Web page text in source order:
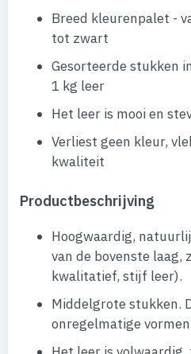
Breed kleurenpalet -
tot zwart
Gesorteerde stukken
1 kg leer
Het leer is mooi en
Verliest geen kleur,
kwaliteit
Productbeschrijving
Hoogwaardig,
van de bovenste
kwalitatief, stijf leer).
Middelgrote stukken.
onregelmatige